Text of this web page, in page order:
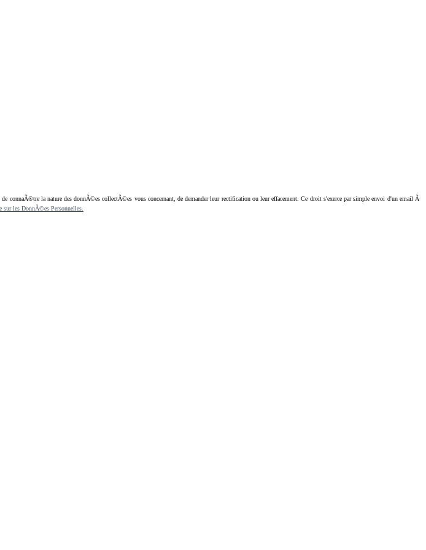
la nature des donnÃ©es collectÃ©es vous concernant, de demander leur rectification ou leur effacement. Ce droit s'exerce par simple envoi d'un email Ã
sur les DonnÃ©es Personnelles.